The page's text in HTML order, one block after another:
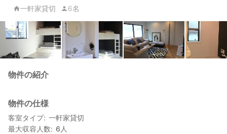
一軒家貸切 6名
物件の紹介
物件の仕様
客室タイプ 一軒家貸切
最大収容人数
6 人